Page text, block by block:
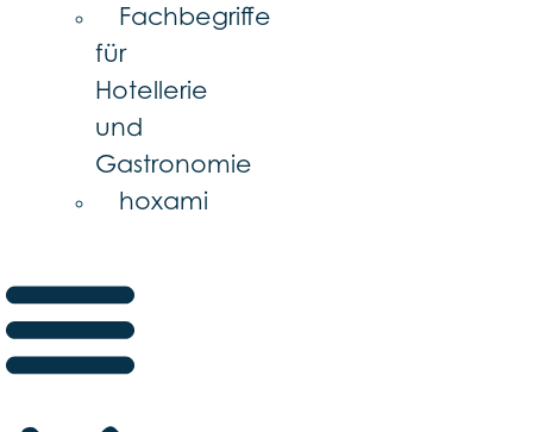
Fachbegriffe
für
Hotellerie
und
Gastronomie
hoxami